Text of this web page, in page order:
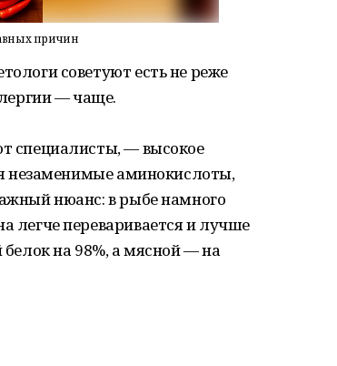
причин
советуют есть не реже
— чаще.
специалисты, — высокое
незаменимые аминокислоты,
нюанс: в рыбе намного
легче переваривается и лучше
на 98%, а мясной — на